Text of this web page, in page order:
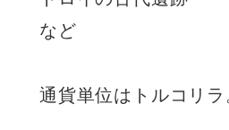
など
通貨単位はトルコリラ